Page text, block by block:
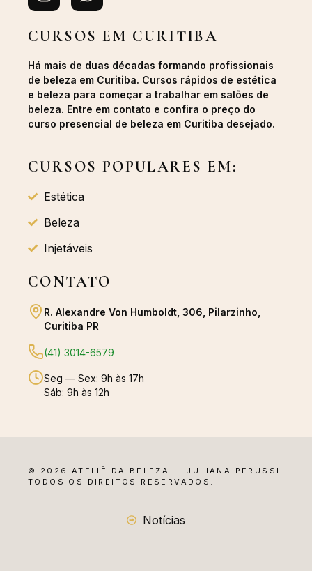
CURSOS EM CURITIBA
Há mais de duas décadas formando profissionais
de beleza em Curitiba. Cursos rápidos de estética
e beleza para começar a trabalhar em salões de
beleza. Entre em contato e confira o preço do
curso presencial de beleza em Curitiba desejado.
CURSOS POPULARES EM:
Estética
Beleza
Injetáveis
CONTATO
R. Alexandre Von Humboldt, 306, Pilarzinho,
Curitiba PR
(41) 3014-6579
Seg — Sex: 9h às 17h
Sáb: 9h às 12h
© 2026 ATELIÊ DA BELEZA — JULIANA PERUSSI.
TODOS OS DIREITOS RESERVADOS.
Notícias